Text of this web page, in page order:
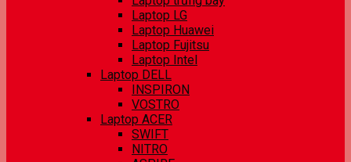
Laptop LG
Laptop Huawei
Laptop Fujitsu
Laptop Intel
Laptop DELL
INSPIRON
VOSTRO
Laptop ACER
SWIFT
NITRO